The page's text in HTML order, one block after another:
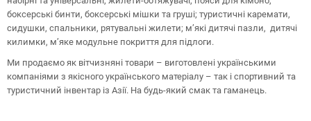
боксерські бинти, боксерські мішки та груші; туристичні каремати,
сидушки, спальники, рятувальні жилети; м’які дитячі пазли, дитячі
килимки, м’яке модульне покриття для підлоги.
Ми продаємо як вітчизняні товари – виготовлені українськими
компаніями з якісного українського матеріалу – так і спортивний та
туристичний інвентар із Азії. На будь-який смак та гаманець.